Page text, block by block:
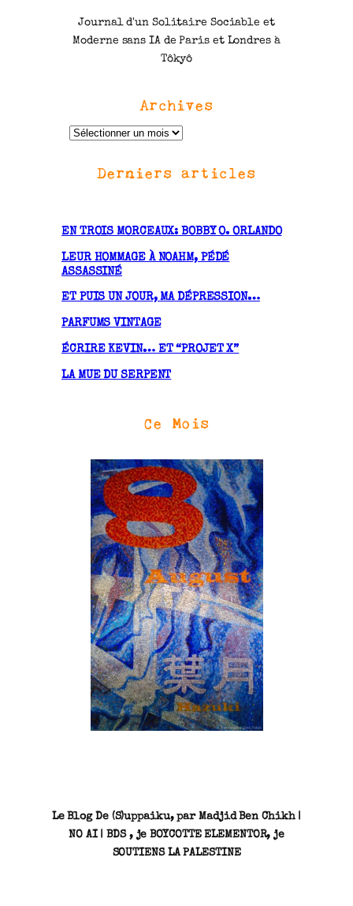
Journal d'un Solitaire Sociable et
Moderne sans IA de Paris et Londres à
Tôkyô
Archives
A
v
s
Derniers articles
EN TROIS MORCEAUX: BOBBY O. ORLANDO
LEUR HOMMAGE À NOAHM, PÉDÉ
ASSASSINÉ
ET PUIS UN JOUR, MA DÉPRESSION…
PARFUMS VINTAGE
ÉCRIRE KEVIN… ET “PROJET X”
LA MUE DU SERPENT
Ce Mois
Le Blog De (S)uppaiku, par Madjid Ben Chikh |
NO AI | BDS , je BOYCOTTE ELEMENTOR, je
SOUTIENS LA PALESTINE